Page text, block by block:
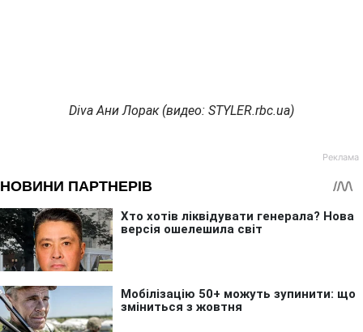
Diva Ани Лорак (видео: STYLER.rbc.ua)